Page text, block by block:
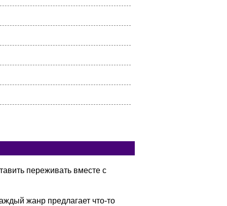
переживать вместе с
жанр предлагает что-то